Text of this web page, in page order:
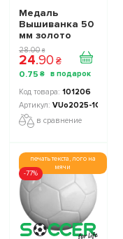
Медаль
Вышиванка 50
мм золото
28.00 ₴
24.90 ₴
0.75 ₴
101206
VUo2025-1G
в сравнение
печать текста, лого на
мячи
-77%